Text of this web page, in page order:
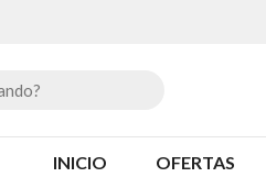
INICIO OFERTAS